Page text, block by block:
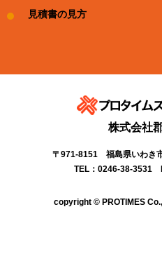
見積書の見方
株式会社
〒971-8151 福島県いわき
TEL：0246-38-3531
copyright © PROTIMES